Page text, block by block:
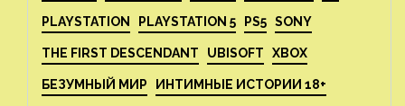
PLAYSTATION PLAYSTATION 5 PS5 SONY
THE FIRST DESCENDANT UBISOFT XBOX
БЕЗУМНЫЙ МИР ИНТИМНЫЕ ИСТОРИИ 18+